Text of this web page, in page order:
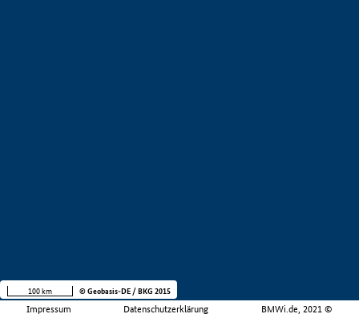
Impressum Datenschutzerklärung BMWi.de, 2021 ©
100 km © Geobasis-DE / BKG 2015